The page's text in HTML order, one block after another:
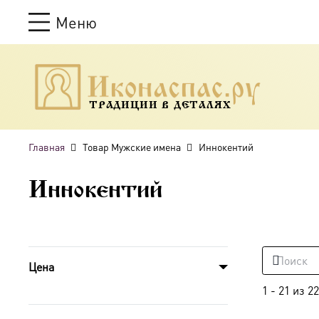
Меню
ТРАДИЦИИ В ДЕТАЛЯХ
Главная Товар Мужские имена Иннокентий
Иннокентий
Цена
1 - 21 из 22